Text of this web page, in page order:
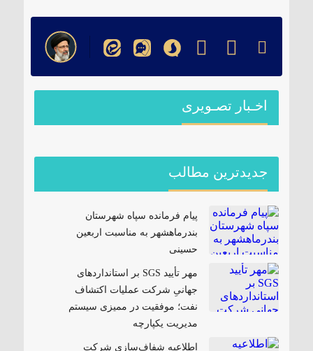
اخـبار تصـویری
جدیدترین مطالب
پیام فرمانده سپاه شهرستان
بندرماهشهر به مناسبت اربعین
حسینی
مهر تأیید SGS بر استانداردهای
جهانیِ شرکت عملیات اکتشاف
نفت؛ موفقیت در ممیزی سیستم
مدیریت یکپارچه
اطلاعیه شفاف‌سازی شرکت